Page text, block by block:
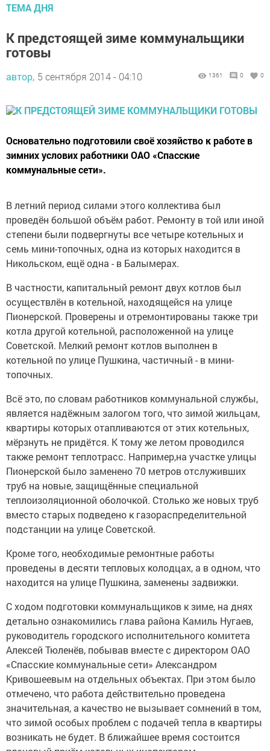
ТЕМА ДНЯ
К предстоящей зиме коммунальщики
готовы
автор, 5 сентября 2014 - 04:10 1361 0 0
Основательно подготовили своё хозяйство к работе в
зимних услових работники ОАО «Спасские
коммунальные сети».
В летний период силами этого коллектива был
проведён большой объём работ. Ремонту в той или иной
степени были подвергнуты все четыре котельных и
семь мини-топочных, одна из которых находится в
Никольском, ещё одна - в Балымерах.
В частности, капитальный ремонт двух котлов был
осуществлён в котельной, находящейся на улице
Пионерской. Проверены и отремонтированы также три
котла другой котельной, расположенной на улице
Советской. Мелкий ремонт котлов выполнен в
котельной по улице Пушкина, частичный - в мини-
топочных.
Всё это, по словам работников коммунальной службы,
является надёжным залогом того, что зимой жильцам,
квартиры которых отапливаются от этих котельных,
мёрзнуть не придётся. К тому же летом проводился
также ремонт теплотрасс. Например,на участке улицы
Пионерской было заменено 70 метров отслуживших
труб на новые, защищённые специальной
теплоизоляционной оболочкой. Столько же новых труб
вместо старых подведено к газораспределительной
подстанции на улице Советской.
Кроме того, необходимые ремонтные работы
проведены в десяти тепловых колодцах, а в одном, что
находится на улице Пушкина, заменены задвижки.
С ходом подготовки коммунальщиков к зиме, на днях
детально ознакомились глава района Камиль Нугаев,
руководитель городского исполнительного комитета
Алексей Тюленёв, побывав вместе с директором ОАО
«Спасские коммунальные сети» Александром
Кривошеевым на отдельных объектах. При этом было
отмечено, что работа действительно проведена
значительная, а качество не вызывает сомнений в том,
что зимой особых проблем с подачей тепла в квартиры
возникать не будет. В ближайшее время состоится